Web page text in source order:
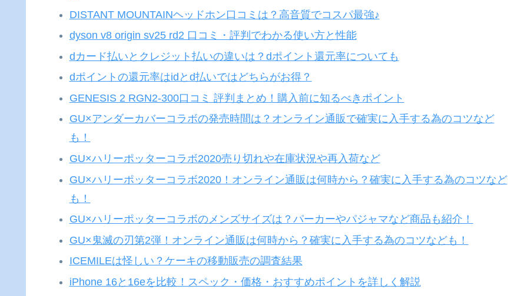
DISTANT MOUNTAINヘッドホン口コミは？高音質でコスパ最強♪
dyson v8 origin sv25 rd2 口コミ・評判でわかる使い方と性能
dカード払いとクレジット払いの違いは？dポイント還元率についても
dポイントの還元率はidとd払いではどちらがお得？
GENESIS 2 RGN2-300口コミ 評判まとめ！購入前に知るべきポイント
GU×アンダーカバーコラボの発売時間は？オンライン通販で確実に入手する為のコツなど
も！
GU×ハリーポッターコラボ2020売り切れや在庫状況や再入荷など
GU×ハリーポッターコラボ2020！オンライン通販は何時から？確実に入手する為のコツなど
も！
GU×ハリーポッターコラボのメンズサイズは？パーカーやパジャマなど商品も紹介！
GU×鬼滅の刃第2弾！オンライン通販は何時から？確実に入手する為のコツなども！
ICEMILEは怪しい？ケーキの移動販売の調査結果
iPhone 16と16eを比較！スペック・価格・おすすめポイントを詳しく解説